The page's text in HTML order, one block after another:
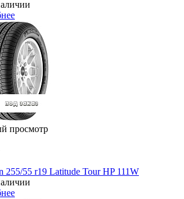
просмотр
255/55 r19 Latitude Tour HP 111W